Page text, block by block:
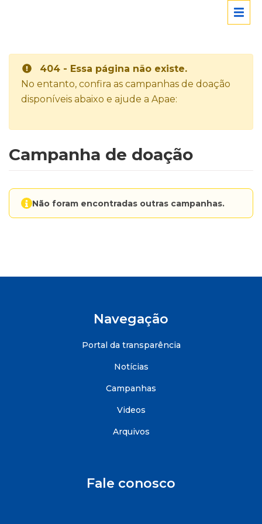
404 - Essa página não existe.
No entanto, confira as campanhas de doação
disponíveis abaixo e ajude a Apae:
Campanha de doação
Não foram encontradas outras campanhas.
Navegação
Portal da transparência
Notícias
Campanhas
Videos
Arquivos
Fale conosco